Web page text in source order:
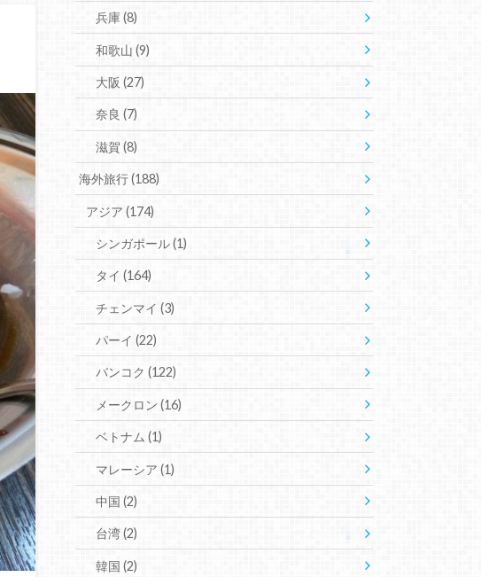
兵庫(8)
和歌山(9)
大阪(27)
奈良(7)
滋賀(8)
海外旅行(188)
アジア (174)
シンガポール(1)
タイ(164)
チェンマイ(3)
パーイ(22)
バンコク(122)
メークロン(16)
ベトナム(1)
マレーシア(1)
中国(2)
台湾(2)
韓国(2)